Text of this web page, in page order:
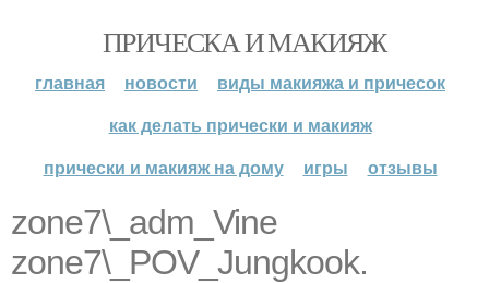
ПРИЧЕСКА И МАКИЯЖ
главная новости
виды макияжа и причесок
как делать прически и макияж
прически и макияж на дому
игры отзывы
zone7\_adm_Vine
zone7\_POV_Jungkook.